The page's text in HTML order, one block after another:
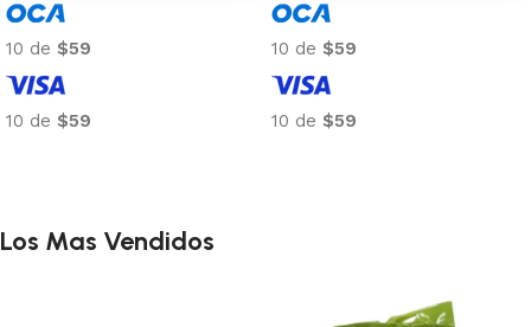
10 de $59
10 de $59
10 de $59
10 de $59
Los Mas Vendidos